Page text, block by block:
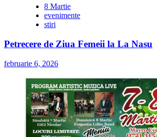
8 Martie
evenimente
stiri
Petrecere de Ziua Femeii la La Nasu
februarie 6, 2026